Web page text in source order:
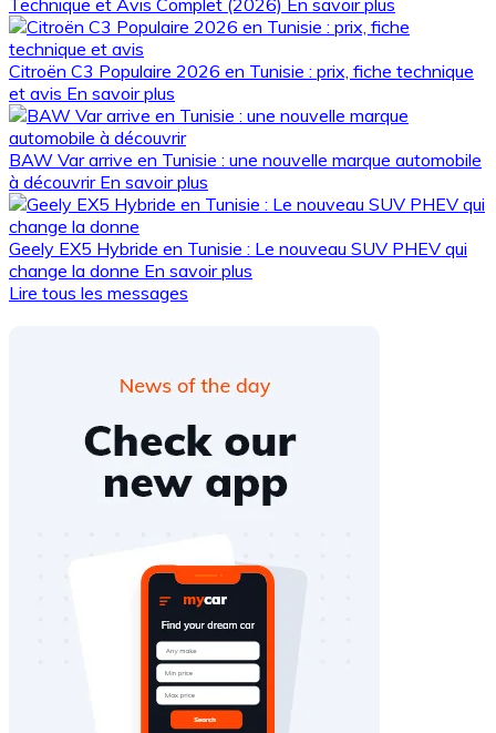
Citroën C3 Populaire 2026 en Tunisie : prix, fiche technique
et avis En savoir plus
BAW Var arrive en Tunisie : une nouvelle marque automobile
à découvrir En savoir plus
Geely EX5 Hybride en Tunisie : Le nouveau SUV PHEV qui
change la donne En savoir plus
Lire tous les messages